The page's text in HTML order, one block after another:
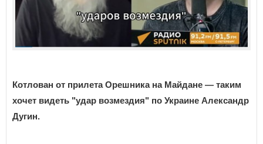
Котлован от прилета Орешника на Майдане — таким
хочет видеть "удар возмездия" по Украине Александр
Дугин.